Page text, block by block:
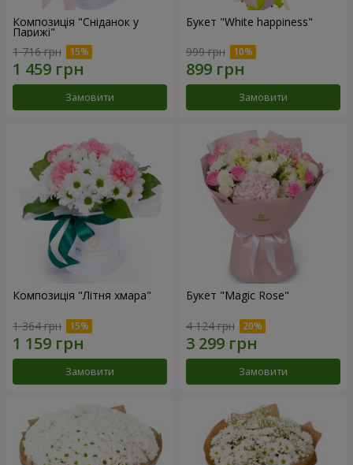
Композиція "Сніданок у
Парижі"
1 716 грн
Замовити
Букет "White happiness"
999 грн
Замовити
Композиція "Літня хмара"
1 364 грн
Замовити
Букет "Magic Rose"
4 124 грн
Замовити